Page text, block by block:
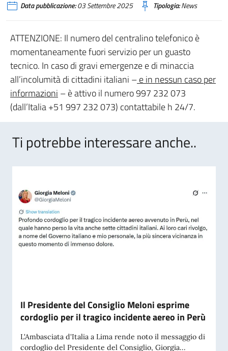
Data pubblicazione:03 Settembre 2025 Tipologia:News
ATTENZIONE: Il numero del centralino telefonico è
momentaneamente fuori servizio per un guasto
tecnico. In caso di gravi emergenze e di minaccia
all’incolumità di cittadini italiani –e in nessun caso per
informazioni – è attivo il numero 997 232 073
(dall’Italia +51 997 232 073) contattabile h 24/7.
Ti potrebbe interessare anche..
Il Presidente del Consiglio Meloni esprime
cordoglio per il tragico incidente aereo in Perù
L'Ambasciata d'Italia a Lima rende noto il messaggio di
cordoglio del Presidente del Consiglio, Giorgia...